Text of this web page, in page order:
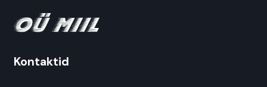
Kontaktid